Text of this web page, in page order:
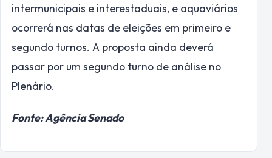
intermunicipais e interestaduais, e aquaviários
ocorrerá nas datas de eleições em primeiro e
segundo turnos. A proposta ainda deverá
passar por um segundo turno de análise no
Plenário.
Fonte: Agência Senado